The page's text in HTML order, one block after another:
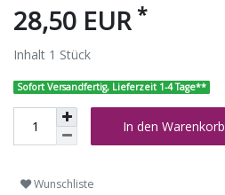
28,50 EUR *
Inhalt 1 Stück
Sofort Versandfertig, Lieferzeit 1-4 Tage**
In den Warenkorb
Wunschliste